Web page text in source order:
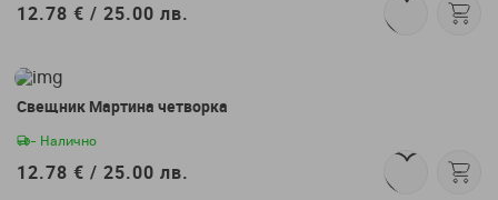
12.78 € / 25.00 лв.
Свещник Мартина четворка
- Налично
12.78 € / 25.00 лв.